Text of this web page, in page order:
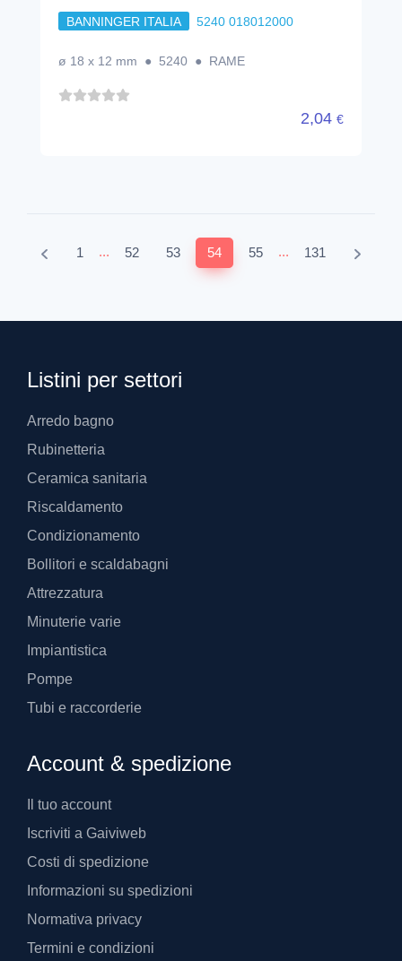
BANNINGER ITALIA 5240 018012000
ø 18 x 12 mm ● 5240 ● RAME
2,04 €
1 ... 52 53 54 55 ... 131
Listini per settori
Arredo bagno
Rubinetteria
Ceramica sanitaria
Riscaldamento
Condizionamento
Bollitori e scaldabagni
Attrezzatura
Minuterie varie
Impiantistica
Pompe
Tubi e raccorderie
Account & spedizione
Il tuo account
Iscriviti a Gaiviweb
Costi di spedizione
Informazioni su spedizioni
Normativa privacy
Termini e condizioni